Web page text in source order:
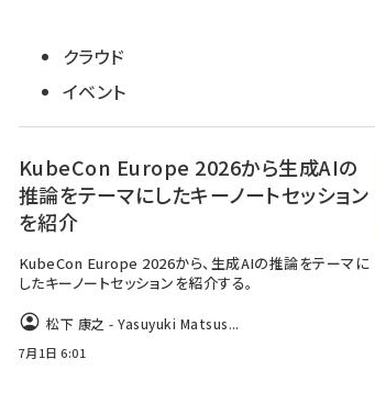
クラウド
イベント
KubeCon Europe 2026から生成AIの
推論をテーマにしたキーノートセッション
を紹介
KubeCon Europe 2026から、生成AIの推論をテーマに
したキーノートセッションを紹介する。
松下 康之 - Yasuyuki Matsus...
7月1日 6:01